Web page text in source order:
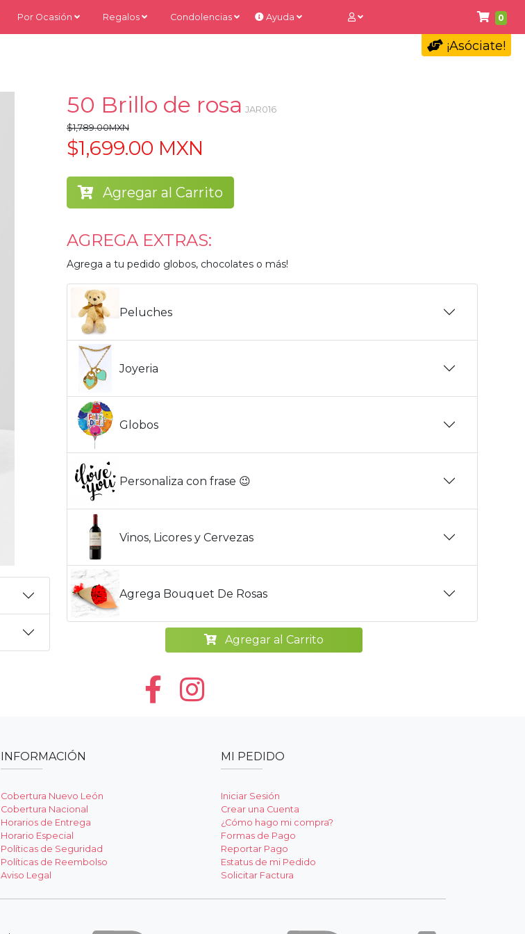
0
Por Ocasión Regalos Condolencias Ayuda
¡Asóciate!
50 Brillo de rosa JAR016
$1,789.00MXN
$1,699.00 MXN
Agregar al Carrito
AGREGA EXTRAS:
Agrega a tu pedido globos, chocolates o más!
Peluches
Joyeria
Globos
Personaliza con frase 😉
Vinos, Licores y Cervezas
Agrega Bouquet De Rosas
Agregar al Carrito
INFORMACIÓN
Cobertura Nuevo León
Cobertura Nacional
Horarios de Entrega
Horario Especial
Políticas de Seguridad
Políticas de Reembolso
Aviso Legal
MI PEDIDO
Iniciar Sesión
Crear una Cuenta
¿Cómo hago mi compra?
Formas de Pago
Reportar Pago
Estatus de mi Pedido
Solicitar Factura